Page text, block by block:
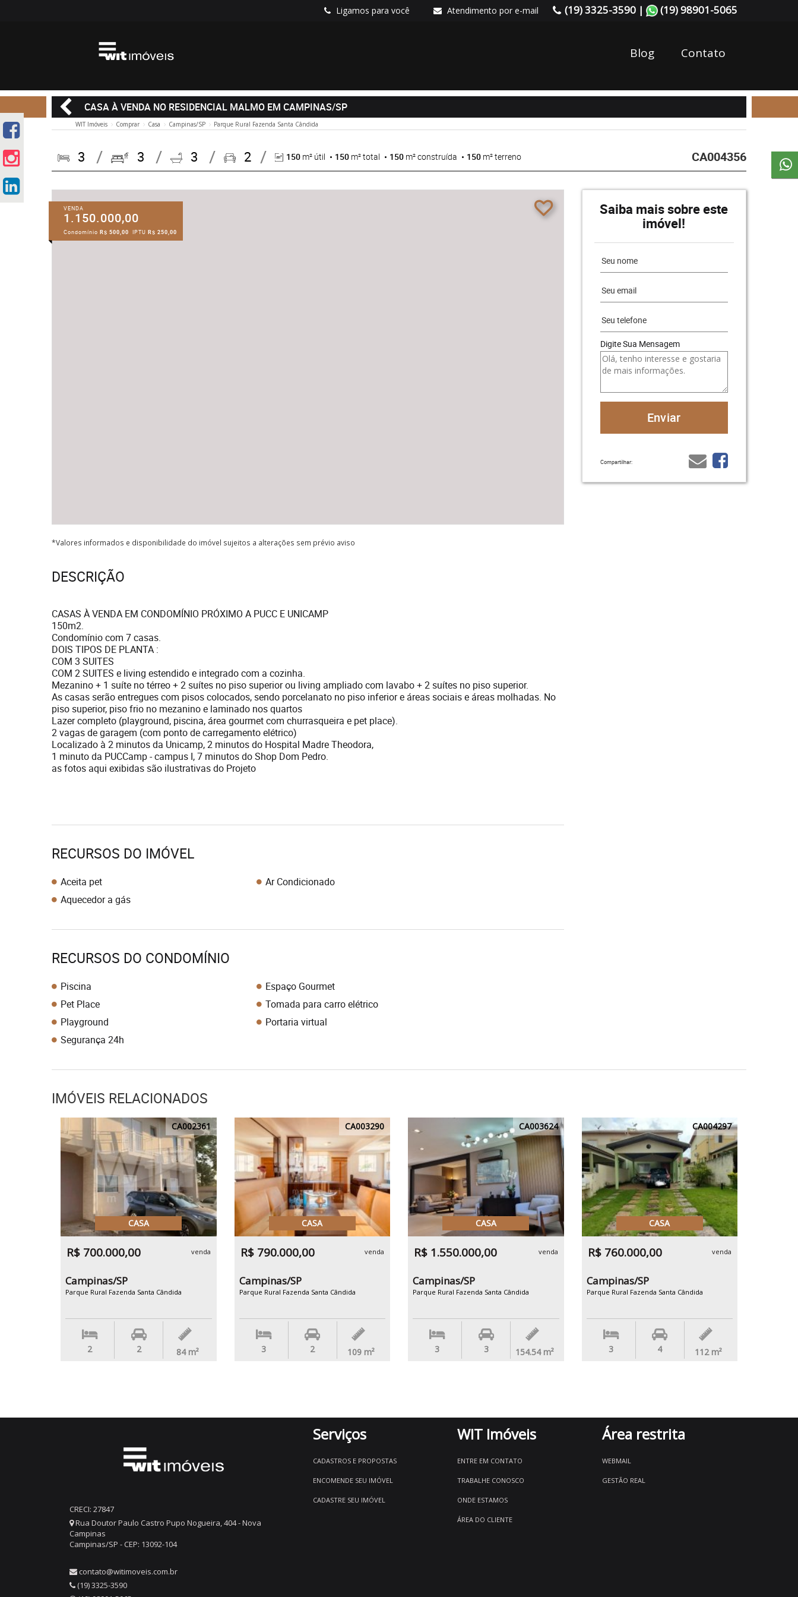
Ligamos para você Atendimento por e-mail (19) 3325-3590 | (19) 98901-5065
Blog Contato
CASA À VENDA NO RESIDENCIAL MALMO EM CAMPINAS/SP
WIT Imóveis Comprar Casa Campinas/SP Parque Rural Fazenda Santa Cândida
3 3 3 2 150 m² útil 150 m² total 150 m² construída 150 m² terreno CA004356
VENDA
1.150.000,00
Condomínio R$ 500,00 IPTU R$ 250,00
Saiba mais sobre este
imóvel!
Digite Sua Mensagem
Compartilhar:
*Valores informados e disponibilidade do imóvel sujeitos a alterações sem prévio aviso
DESCRIÇÃO
CASAS À VENDA EM CONDOMÍNIO PRÓXIMO A PUCC E UNICAMP
150m2.
Condomínio com 7 casas.
DOIS TIPOS DE PLANTA :
COM 3 SUITES
COM 2 SUITES e living estendido e integrado com a cozinha.
Mezanino + 1 suíte no térreo + 2 suítes no piso superior ou living ampliado com lavabo + 2 suítes no piso superior.
As casas serão entregues com pisos colocados, sendo porcelanato no piso inferior e áreas sociais e áreas molhadas. No
piso superior, piso frio no mezanino e laminado nos quartos
Lazer completo (playground, piscina, área gourmet com churrasqueira e pet place).
2 vagas de garagem (com ponto de carregamento elétrico)
Localizado à 2 minutos da Unicamp, 2 minutos do Hospital Madre Theodora,
1 minuto da PUCCamp - campus I, 7 minutos do Shop Dom Pedro.
as fotos aqui exibidas são ilustrativas do Projeto
RECURSOS DO IMÓVEL
Aceita pet
Ar Condicionado
Aquecedor a gás
RECURSOS DO CONDOMÍNIO
Piscina
Espaço Gourmet
Pet Place
Tomada para carro elétrico
Playground
Portaria virtual
Segurança 24h
IMÓVEIS RELACIONADOS
CA002361
CASA
R$ 700.000,00 venda
Campinas/SP
Parque Rural Fazenda Santa Cândida
2 2 84 m²
CA003290
CASA
R$ 790.000,00 venda
Campinas/SP
Parque Rural Fazenda Santa Cândida
3 2 109 m²
CA003624
CASA
R$ 1.550.000,00 venda
Campinas/SP
Parque Rural Fazenda Santa Cândida
3 3 154.54 m²
CA004297
CASA
R$ 760.000,00 venda
Campinas/SP
Parque Rural Fazenda Santa Cândida
3 4 112 m²
CRECI: 27847
Rua Doutor Paulo Castro Pupo Nogueira, 404 - Nova
Campinas
Campinas/SP - CEP: 13092-104
contato@witimoveis.com.br
(19) 3325-3590
Serviços
CADASTROS E PROPOSTAS
ENCOMENDE SEU IMÓVEL
CADASTRE SEU IMÓVEL
WIT Imóveis
ENTRE EM CONTATO
TRABALHE CONOSCO
ONDE ESTAMOS
ÁREA DO CLIENTE
Área restrita
WEBMAIL
GESTÃO REAL